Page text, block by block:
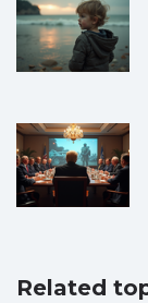
Related